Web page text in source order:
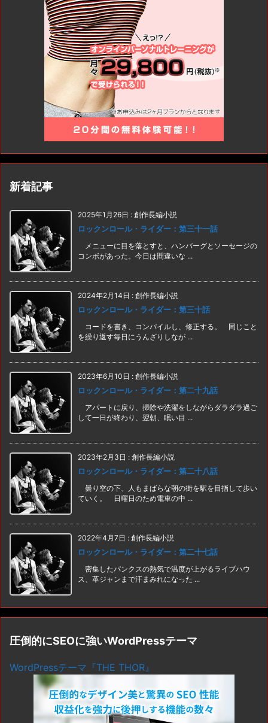
新着記事
2025年1月26日 : 創作長編小説
ロックンロール・ライダー：第三十一話
メニューに目を落とすと、ハンバーグとソーセージの
コンボがあった。今日は間違いな ...
2024年2月14日 : 創作長編小説
ロックンロール・ライダー：第三十話
コードを書き、コンパイルし、修正する。 同じこと
を繰り返す毎日にうんざりしなが ...
2023年6月10日 : 創作長編小説
ロックンロール・ライダー：第二十九話
アパートに戻り、掃除や洗濯をしながらダラダラ過ご
して一日が終わり、翌朝、眠い目 ...
2023年2月3日 : 創作長編小説
ロックンロール・ライダー：第二十八話
曇り空の下、人もまばらな朝の街を駅を目指して歩い
ていく。 日曜日のため電車の中 ...
2022年4月7日 : 創作長編小説
ロックンロール・ライダー：第二十七話
密集したパンクスの熱気で温度が上がるライブハウ
ス、革ジャンまで汗まみれになった ...
圧倒的にSEOに強いWordPressテーマ
WordPressテーマ『THE THOR』